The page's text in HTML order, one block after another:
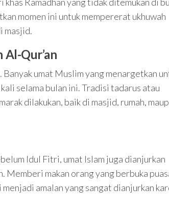
momen ini untuk mempererat ukhuwah
masjid.
Qur’an
Banyak umat Muslim yang menargetkan
selama bulan ini. Tradisi tadarus atau
dilakukan, baik di masjid, rumah,
Idul Fitri, umat Islam juga dianjurkan
Memberi makan orang yang berbuka
amalan yang sangat dianjurkan